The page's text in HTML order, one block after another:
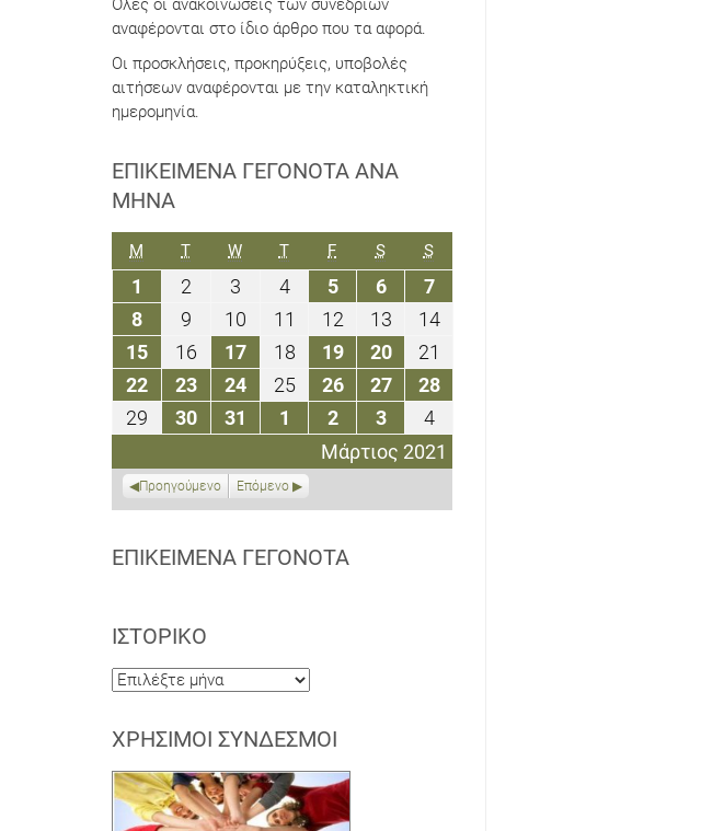
Όλες οι ανακοινώσεις των συνεδρίων
αναφέρονται στο ίδιο άρθρο που τα αφορά.
Οι προσκλήσεις, προκηρύξεις, υποβολές
αιτήσεων αναφέρονται με την καταληκτική
ημερομηνία.
ΕΠΙΚΕΊΜΕΝΑ ΓΕΓΟΝΌΤΑ ΑΝΆ
ΜΉΝΑ
Μάρτιος 2021
M ΔΕΥΤΈΡΑ
TΤΡΊΤΗWΤΕΤΆΡΤΗ
TΠΈΜΠΤΗ
FΠΑΡΑΣΚΕΥΉ
SΣΆΒΒΑΤΟ
SΚΥΡΙΑΚΉ
1
Μαρτίου
2021
2
Μαρτίου
2021
3
Μαρτίου
2021
44
Μαρτίου
2021
55
Μαρτίου
2021
66
Μαρτίου
2021
77
Μαρτίου
2021
88
Μαρτίου
2021
9
Μαρτίου
2021
10
Μαρτίου
2021
11
Μαρτίου
2021
1212
Μαρτίου
2021
1313
Μαρτίου
2021
1414
2021
1515
Μαρτίου
2021
16
Μαρτίου
2021
1717
Μαρτίου
2021
1818
Μαρτίου
2021
1919
Μαρτίου
2021
2020
Μαρτίου
2021
21
Μαρτίου
2021
2222
Μαρτίου
2021
2323
Μαρτίου
2021
2424
Μαρτίου
2021
2525
Μαρτίου
2021
2626
Μαρτίου
2021
2727
Μαρτίου
2021
2828
Μαρτίου
2021
29
Μαρτίου
3030
Μαρτίου
31
Μαρτίου
1
Απριλίου
2021
22
Απριλίου
2021
33
Απριλίου
2021
44
Απριλίου
2021
Προηγούμενο Επόμενο
ΕΠΙΚΕΊΜΕΝΑ ΓΕΓΟΝΌΤΑ
ΙΣΤΟΡΙΚΌ
Ιστορικό
ΧΡΉΣΙΜΟΙ ΣΎΝΔΕΣΜΟΙ